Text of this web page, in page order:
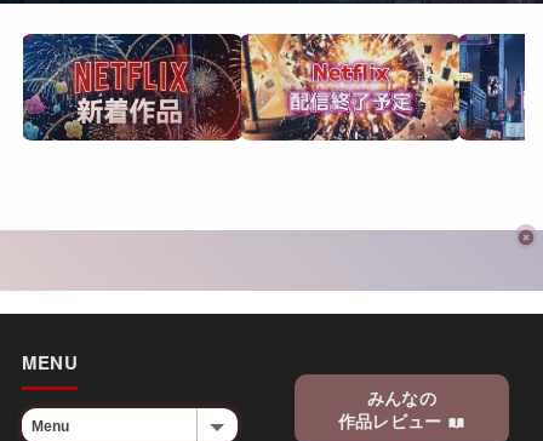
MENU
みんなの
作品レビュー